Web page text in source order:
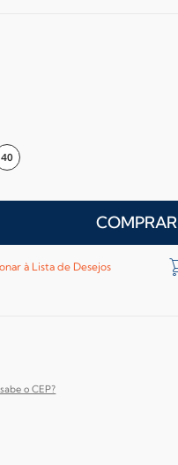
40
COMPRAR
à Lista de Desejos
o CEP?